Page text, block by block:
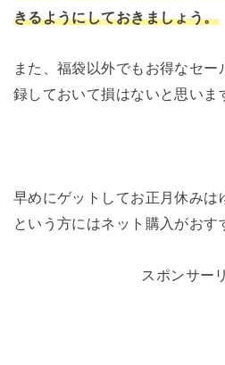
きるようにしておきましょう。
また、福袋以外でもお得なセ
録しておいて損はないと思いま
早めにゲットしてお正月休みは
という方にはネット購入がおす
スポンサー